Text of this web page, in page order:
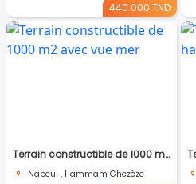
440.000 TND
Terrain constructible de 1000 m2 avec vue mer
Nabeul , Hammam Ghezèze